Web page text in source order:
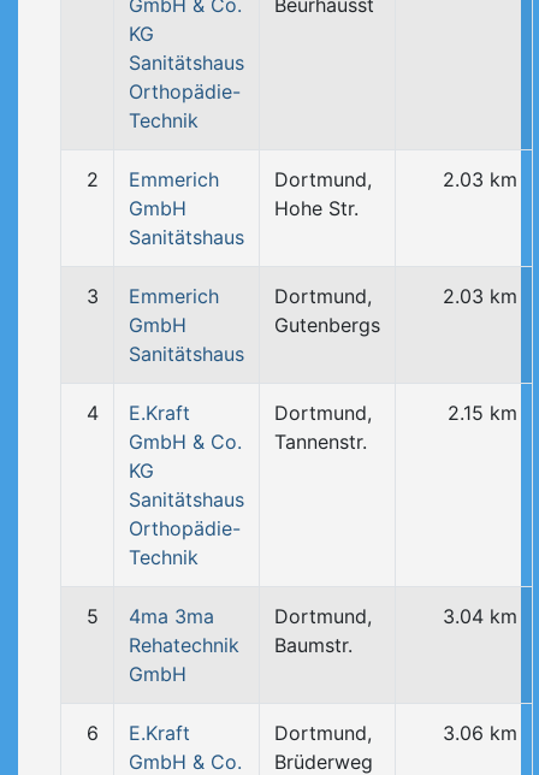
GmbH & Co.
KG
Sanitätshaus
Orthopädie-
Technik
Beurhausst
2
Emmerich
GmbH
Sanitätshaus
Dortmund,
Hohe Str.
2.03 km
3
Emmerich
GmbH
Sanitätshaus
Dortmund,
Gutenbergs
2.03 km
4
E.Kraft
GmbH & Co.
KG
Sanitätshaus
Orthopädie-
Technik
Dortmund,
Tannenstr.
2.15 km
5
4ma 3ma
Rehatechnik
GmbH
Dortmund,
Baumstr.
3.04 km
6
E.Kraft
GmbH & Co.
Dortmund,
Brüderweg
3.06 km